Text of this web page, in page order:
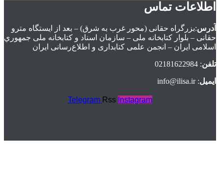
اطلاعات تماس
آدرس:بزرگراه حقانی (محور غرب به شرق) – بعد از ايستگاه مترو
حقانی – بلوار كتابخانه ملی – سازمان اسناد و كتابخانه ملی جمهوري
اسلامی ايران – انجمن علمی کتابداری و اطلاع‌رسانی ایران
تلفن: 02181622984
ایمیل: info@ilisa.ir
Telegram Rss Instagram